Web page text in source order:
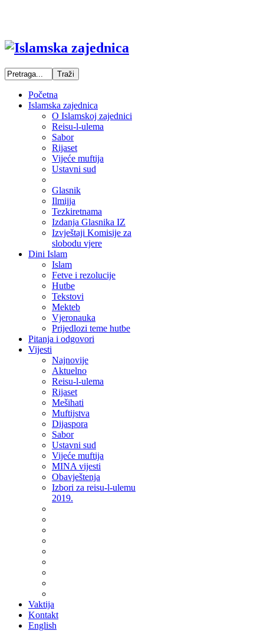
Početna
Islamska zajednica
O Islamskoj zajednici
Reisu-l-ulema
Sabor
Rijaset
Vijeće muftija
Ustavni sud
Glasnik
Ilmijja
Tezkiretnama
Izdanja Glasnika IZ
Izvještaji Komisije za
slobodu vjere
Dini Islam
Islam
Fetve i rezolucije
Hutbe
Tekstovi
Mekteb
Vjeronauka
Prijedlozi teme hutbe
Pitanja i odgovori
Vijesti
Najnovije
Aktuelno
Reisu-l-ulema
Rijaset
Mešihati
Muftijstva
Dijaspora
Sabor
Ustavni sud
Vijeće muftija
MINA vijesti
Obavještenja
Izbori za reisu-l-ulemu
2019.
Vaktija
Kontakt
English